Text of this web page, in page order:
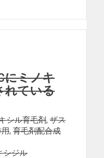
にミノキ
れている
シル育毛剤, ザス
, 育毛剤配合成
シジル